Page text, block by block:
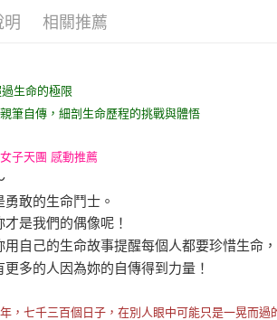
明 相關推薦
生命的極限
筆自傳，細剖生命歷程的挑戰與體悟
子天團 感動推薦
勇敢的生命鬥士。
才是我們的偶像呢！
用自己的生命故事提醒每個人都要珍惜生命
更多的人因為妳的自傳得到力量！
年，七千三百個日子，在別人眼中可能只是一晃而